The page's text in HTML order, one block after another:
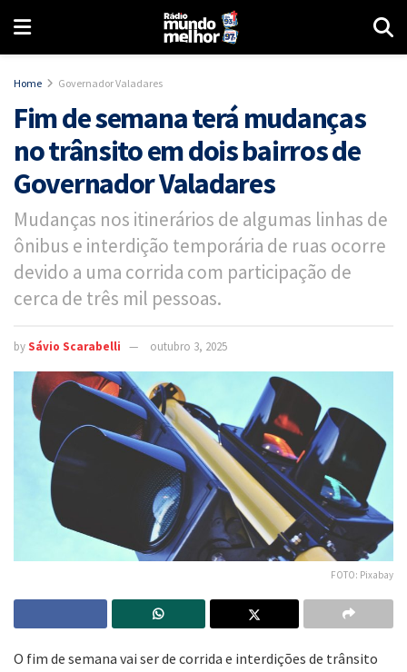
Home Governador Valadares
Fim de semana terá mudanças
no trânsito em dois bairros de
Governador Valadares
Mudanças nos itinerários de algumas linhas de
ônibus e interdição temporária de ruas ocorre
devido a uma corrida com participação de
cerca de três mil pessoas.
bySávio Scarabelli outubro 3, 2025
FOTO: Pixabay
O fim de semana vai ser de corrida e interdições de trânsito